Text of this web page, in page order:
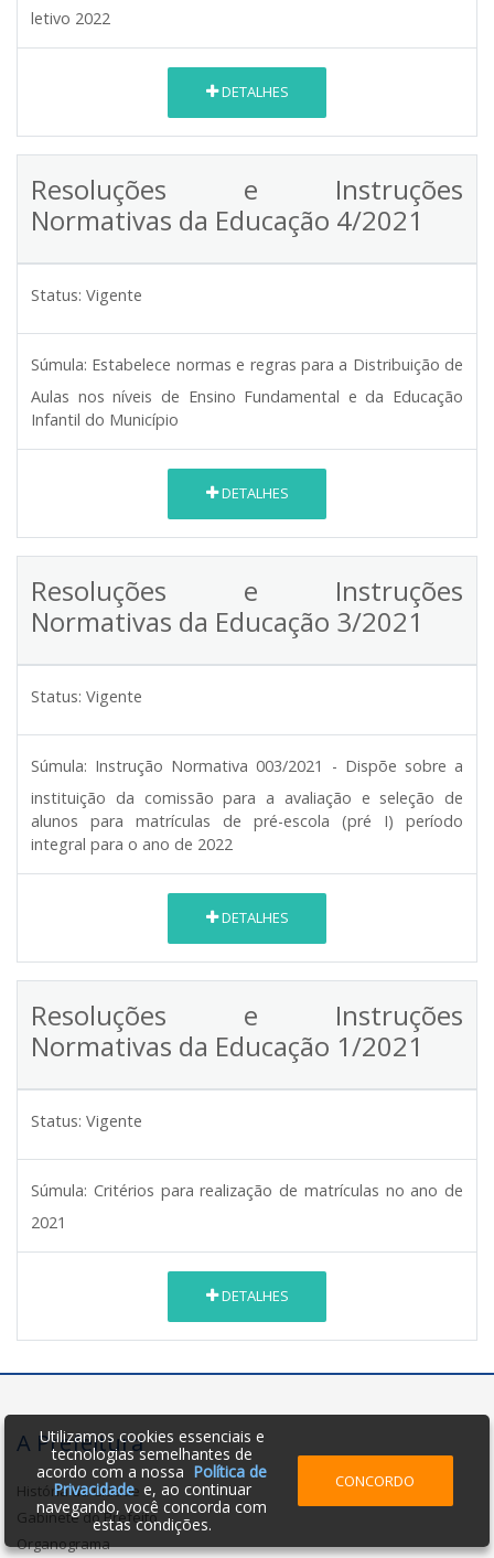
letivo 2022
DETALHES
Resoluções e Instruções
Normativas da Educação 4/2021
Status: Vigente
Súmula: Estabelece normas e regras para a Distribuição de
Aulas nos níveis de Ensino Fundamental e da Educação
Infantil do Município
DETALHES
Resoluções e Instruções
Normativas da Educação 3/2021
Status: Vigente
Súmula: Instrução Normativa 003/2021 - Dispõe sobre a
instituição da comissão para a avaliação e seleção de
alunos para matrículas de pré-escola (pré I) período
integral para o ano de 2022
DETALHES
Resoluções e Instruções
Normativas da Educação 1/2021
Status: Vigente
Súmula: Critérios para realização de matrículas no ano de
2021
DETALHES
A Prefeitura
História da Cidade
Gabinete do Prefeito
Organograma
Utilizamos cookies essenciais e
tecnologias semelhantes de
acordo com a nossa Política de
Privacidadee, ao continuar
navegando, você concorda com
estas condições.
CONCORDO